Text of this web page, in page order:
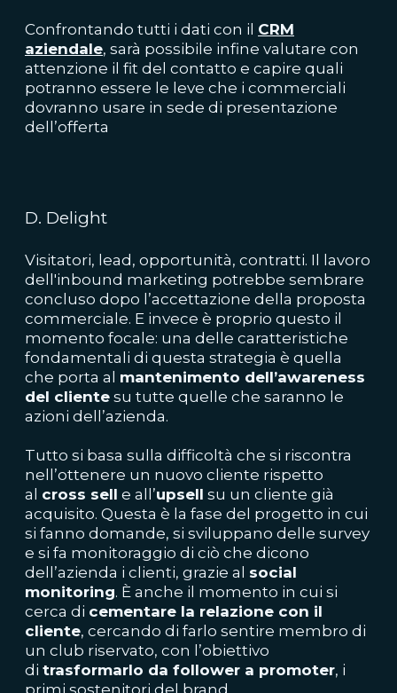
Confrontando tutti i dati con il CRM
aziendale, sarà possibile infine valutare con
attenzione il fit del contatto e capire quali
potranno essere le leve che i commerciali
dovranno usare in sede di presentazione
dell’offerta
D. Delight
Visitatori, lead, opportunità, contratti. Il lavoro
dell'inbound marketing potrebbe sembrare
concluso dopo l’accettazione della proposta
commerciale. E invece è proprio questo il
momento focale: una delle caratteristiche
fondamentali di questa strategia è quella
che porta al mantenimento dell’awareness
del cliente su tutte quelle che saranno le
azioni dell’azienda.
Tutto si basa sulla difficoltà che si riscontra
nell’ottenere un nuovo cliente rispetto
al cross sell e all’upsell su un cliente già
acquisito. Questa è la fase del progetto in cui
si fanno domande, si sviluppano delle survey
e si fa monitoraggio di ciò che dicono
dell’azienda i clienti, grazie al social
monitoring. È anche il momento in cui si
cerca di cementare la relazione con il
cliente, cercando di farlo sentire membro di
un club riservato, con l’obiettivo
di trasformarlo da follower a promoter, i
primi sostenitori del brand.